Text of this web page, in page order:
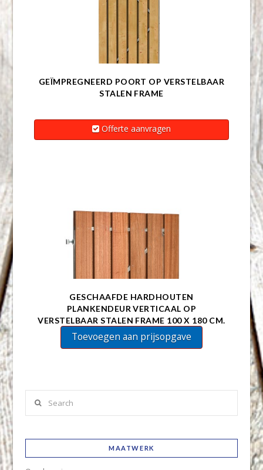
GEÏMPREGNEERD POORT OP VERSTELBAAR
STALEN FRAME
Offerte aanvragen
GESCHAAFDE HARDHOUTEN
PLANKENDEUR VERTICAAL OP
VERSTELBAAR STALEN FRAME 100 X 180 CM.
Toevoegen aan prijsopgave
MAATWERK